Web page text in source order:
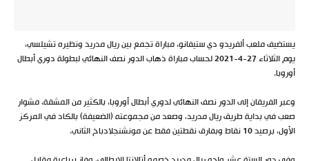
يستضيف ملعب ألفريدو دي ستيفانو، مباراة تجمع بين ريال مدريد ونظيره تشيلسي،
يوم الثلاثاء 27-4-2021 لحساب مباراة ذهاب الدور نصف النهائي لبطولة دوري أبطال
أوروبا.
وعبر الفريقان إلى الدور نصف النهائي لدوري أبطال أوروبا، بالكثير من المشقة، مشوار
صعب في بداية طريق ريال مدريد، وصعد من مجموعته (الضعيفة) بالكاد في المركز
الأول، برصيد 10 نقاط وبفارق نقطتين فقط عن مونشنجلادباخ الثاني.